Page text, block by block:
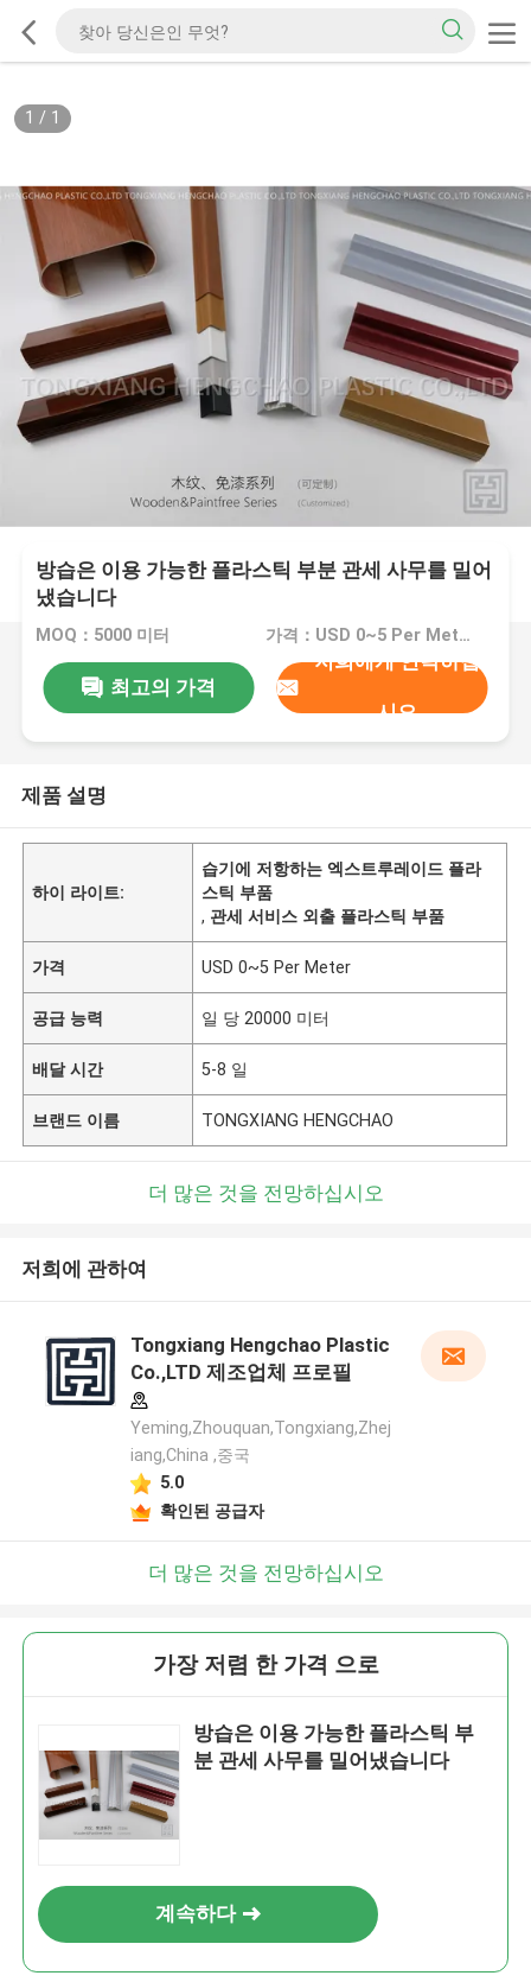
1 / 1
방습은 이용 가능한 플라스틱 부분 관세 사무를 밀어
냈습니다
MOQ：5000 미터 가격：USD 0~5 Per Meter
최고의 가격
저희에게 연락하십
시오
제품 설명
하이 라이트:
습기에 저항하는 엑스트루레이드 플라
스틱 부품
, 관세 서비스 외출 플라스틱 부품
가격 USD 0~5 Per Meter
공급 능력 일 당 20000 미터
배달 시간 5-8 일
브랜드 이름 TONGXIANG HENGCHAO
더 많은 것을 전망하십시오
저희에 관하여
Tongxiang Hengchao Plastic
Co.,LTD 제조업체 프로필
Yeming,Zhouquan,Tongxiang,Zhej
iang,China ,중국
5.0
확인된 공급자
더 많은 것을 전망하십시오
가장 저렴 한 가격 으로
방습은 이용 가능한 플라스틱 부
분 관세 사무를 밀어냈습니다
계속하다